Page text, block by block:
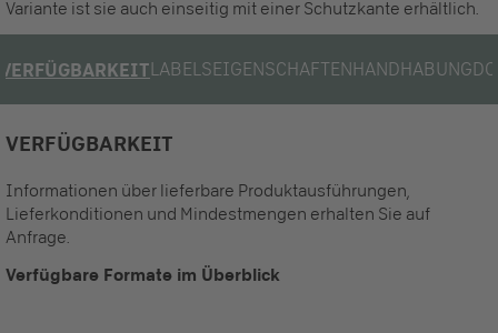
Variante ist sie auch einseitig mit einer Schutzkante erhältlich.
VERFÜGBARKEITLABELSEIGENSCHAFTENHANDHABUNG
VERFÜGBARKEIT
Informationen über lieferbare Produktausführungen,
Lieferkonditionen und Mindestmengen erhalten Sie auf
Anfrage.
Verfügbare Formate im Überblick